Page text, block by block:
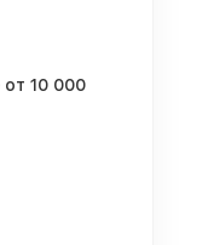
10 000